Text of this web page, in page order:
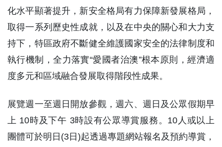
化水平顯著提升，新安全格局有力保障新發展格局，
取得一系列歷史性成就，以及在中央的關心和大力支
持下，特區政府不斷健全維護國家安全的法律制度和
執行機制，全力落實“愛國者治澳”根本原則，經濟適
度多元和區域融合發展取得階段性成果。
展覽週一至週日開放參觀，週六、週日及公眾假期早
上 10時及下午 3時設有公眾導賞服務。10人或以上
團體可於明日(3日)起透過專題網站報名及預約導賞，